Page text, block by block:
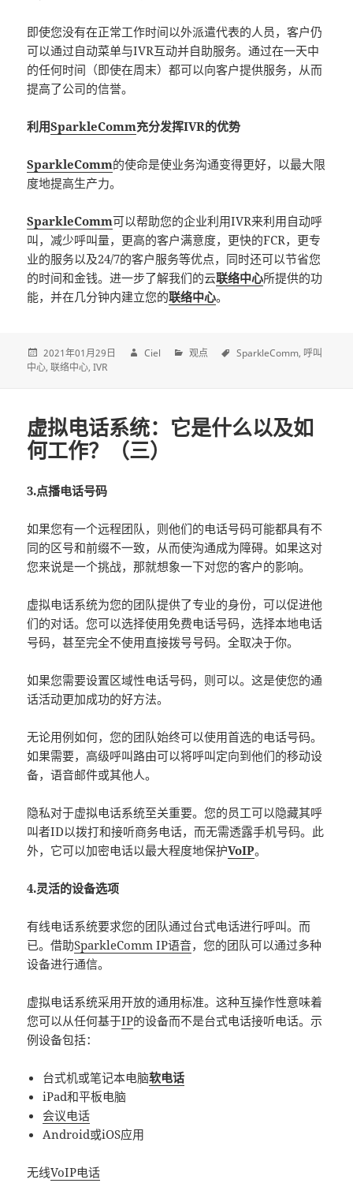
即使您没有在正常工作时间以外派遣代表的人员，客户仍
可以通过自动菜单与IVR互动并自助服务。通过在一天中
的任何时间（即使在周末）都可以向客户提供服务，从而
提高了公司的信誉。
利用SparkleComm充分发挥IVR的优势
SparkleComm的使命是使业务沟通变得更好，以最大限
度地提高生产力。
SparkleComm可以帮助您的企业利用IVR来利用自动呼
叫，减少呼叫量，更高的客户满意度，更快的FCR，更专
业的服务以及24/7的客户服务等优点，同时还可以节省您
的时间和金钱。进一步了解我们的云联络中心所提供的功
能，并在几分钟内建立您的联络中心。
2021年01月29日 Ciel 观点 SparkleComm 呼叫
中心 联络中心 IVR
虚拟电话系统：它是什么以及如
何工作？（三）
3.点播电话号码
如果您有一个远程团队，则他们的电话号码可能都具有不
同的区号和前缀不一致，从而使沟通成为障碍。如果这对
您来说是一个挑战，那就想象一下对您的客户的影响。
虚拟电话系统为您的团队提供了专业的身份，可以促进他
们的对话。您可以选择使用免费电话号码，选择本地电话
号码，甚至完全不使用直接拨号号码。全取决于你。
如果您需要设置区域性电话号码，则可以。这是使您的通
话活动更加成功的好方法。
无论用例如何，您的团队始终可以使用首选的电话号码。
如果需要，高级呼叫路由可以将呼叫定向到他们的移动设
备，语音邮件或其他人。
隐私对于虚拟电话系统至关重要。您的员工可以隐藏其呼
叫者ID以拨打和接听商务电话，而无需透露手机号码。此
外，它可以加密电话以最大程度地保护VoIP。
4.灵活的设备选项
有线电话系统要求您的团队通过台式电话进行呼叫。而
已。借助SparkleComm IP语音，您的团队可以通过多种
设备进行通信。
虚拟电话系统采用开放的通用标准。这种互操作性意味着
您可以从任何基于IP的设备而不是台式电话接听电话。示
例设备包括：
台式机或笔记本电脑软电话
iPad和平板电脑
会议电话
Android或iOS应用
无线VoIP电话